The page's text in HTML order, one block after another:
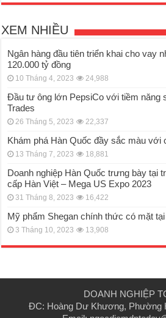
XEM NHIỀU
Ngân hàng đầu tiên triển khai cho vay
120.000 tỷ đồng
10 Tháng 4, 2023 24,988
Đầu tư ông lớn PepsiCo với tiềm năng
Trades
26 Tháng 5, 2023 22,337
Khám phá Hàn Quốc đầy sắc màu với
13 Tháng 7, 2023 18,881
Doanh nghiệp Hàn Quốc trưng bày tại
cấp Hàn Việt – Mega US Expo 2023
31 Tháng 8, 2023 16,422
Mỹ phẩm Shegan chính thức có mặt
3 Tháng 10, 2023 13,908
DOANH NGHIỆP
ĐC: Hoàng Dư Khương, Phường